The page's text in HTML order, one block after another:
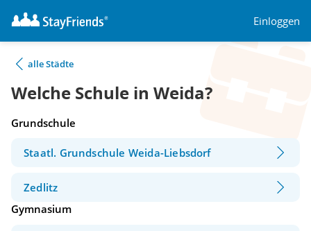
Einloggen
alle Städte
Welche Schule in Weida?
Grundschule
Staatl. Grundschule Weida-Liebsdorf
Zedlitz
Gymnasium